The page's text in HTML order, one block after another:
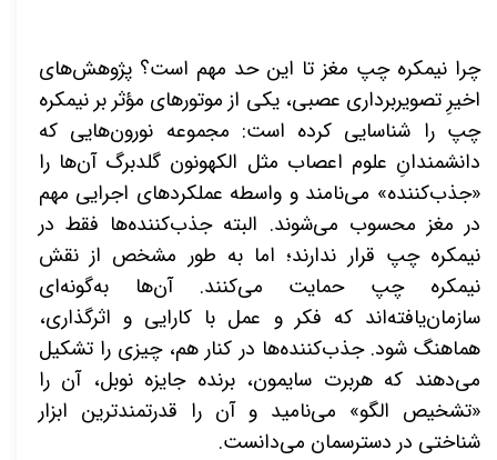
چرا نیمکره چپ مغز تا این حد مهم است؟ پژوهش‌های
اخیرِ تصویربرداری عصبی، یکی از موتورهای مؤثر بر نیمکره
چپ را شناسایی کرده است: مجموعه نورون‌هایی که
دانشمندانِ علوم اعصاب مثل الکهونون گلدبرگ آن‌ها را
«جذب‌کننده» می‌نامند و واسطه عملکردهای اجرایی مهم
در مغز محسوب می‌شوند. البته جذب‌کننده‌ها فقط در
نیمکره چپ قرار ندارند؛ اما به طور مشخص از نقش
نیمکره چپ حمایت می‌کنند. آن‌ها به‌گونه‌ای
سازمان‌یافته‌اند که فکر و عمل با کارایی و اثرگذاری،
هماهنگ شود. جذب‌کننده‌ها در کنار هم، چیزی را تشکیل
می‌دهند که هربرت سایمون، برنده جایزه نوبل، آن را
«تشخیص الگو» می‌نامید و آن را قدرتمندترین ابزار
شناختی در دسترسمان می‌دانست.